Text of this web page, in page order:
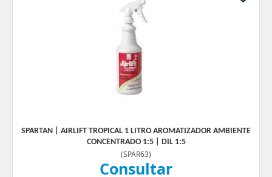
SPARTAN | AIRLIFT TROPICAL 1 LITRO AROMATIZADOR AMBIENTE
CONCENTRADO 1:5 | DIL 1:5
(SPAR63)
Consultar